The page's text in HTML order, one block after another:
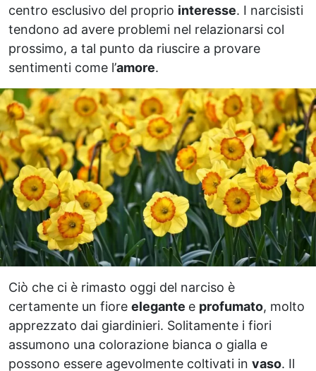
centro esclusivo del proprio interesse. I narcisisti
tendono ad avere problemi nel relazionarsi col
prossimo, a tal punto da riuscire a provare
sentimenti come l’amore.
Ciò che ci è rimasto oggi del narciso è
certamente un fiore elegante e profumato, molto
apprezzato dai giardinieri. Solitamente i fiori
assumono una colorazione bianca o gialla e
possono essere agevolmente coltivati in vaso. Il